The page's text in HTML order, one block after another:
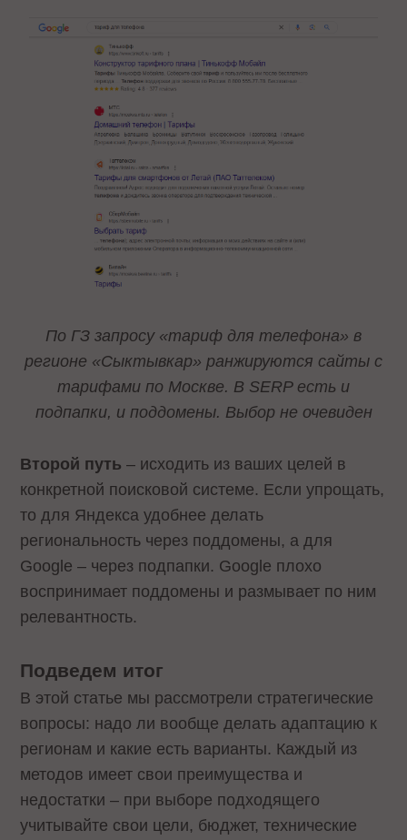
По ГЗ запросу «тариф для телефона» в
регионе «Сыктывкар» ранжируются сайты с
тарифами по Москве. В SERP есть и
подпапки, и поддомены. Выбор не очевиден
Второй путь– исходить из ваших целей в
конкретной поисковой системе. Если упрощать,
то для Яндекса удобнее делать
региональность через поддомены, а для
Google – через подпапки. Google плохо
воспринимает поддомены и размывает по ним
релевантность.
Подведем итог
В этой статье мы рассмотрели стратегические
вопросы: надо ли вообще делать адаптацию к
регионам и какие есть варианты. Каждый из
методов имеет свои преимущества и
недостатки – при выборе подходящего
учитывайте свои цели, бюджет, технические